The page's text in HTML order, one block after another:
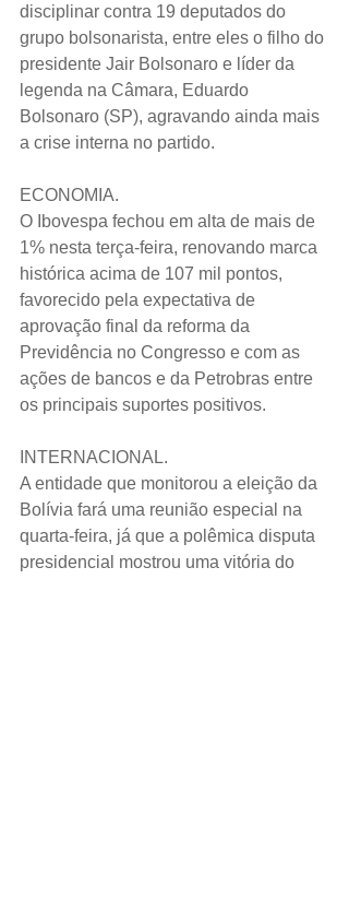
disciplinar contra 19 deputados do
grupo bolsonarista, entre eles o filho do
presidente Jair Bolsonaro e líder da
legenda na Câmara, Eduardo
Bolsonaro (SP), agravando ainda mais
a crise interna no partido.
ECONOMIA.
O Ibovespa fechou em alta de mais de
1% nesta terça-feira, renovando marca
histórica acima de 107 mil pontos,
favorecido pela expectativa de
aprovação final da reforma da
Previdência no Congresso e com as
ações de bancos e da Petrobras entre
os principais suportes positivos.
INTERNACIONAL.
A entidade que monitorou a eleição da
Bolívia fará uma reunião especial na
quarta-feira, já que a polêmica disputa
presidencial mostrou uma vitória do